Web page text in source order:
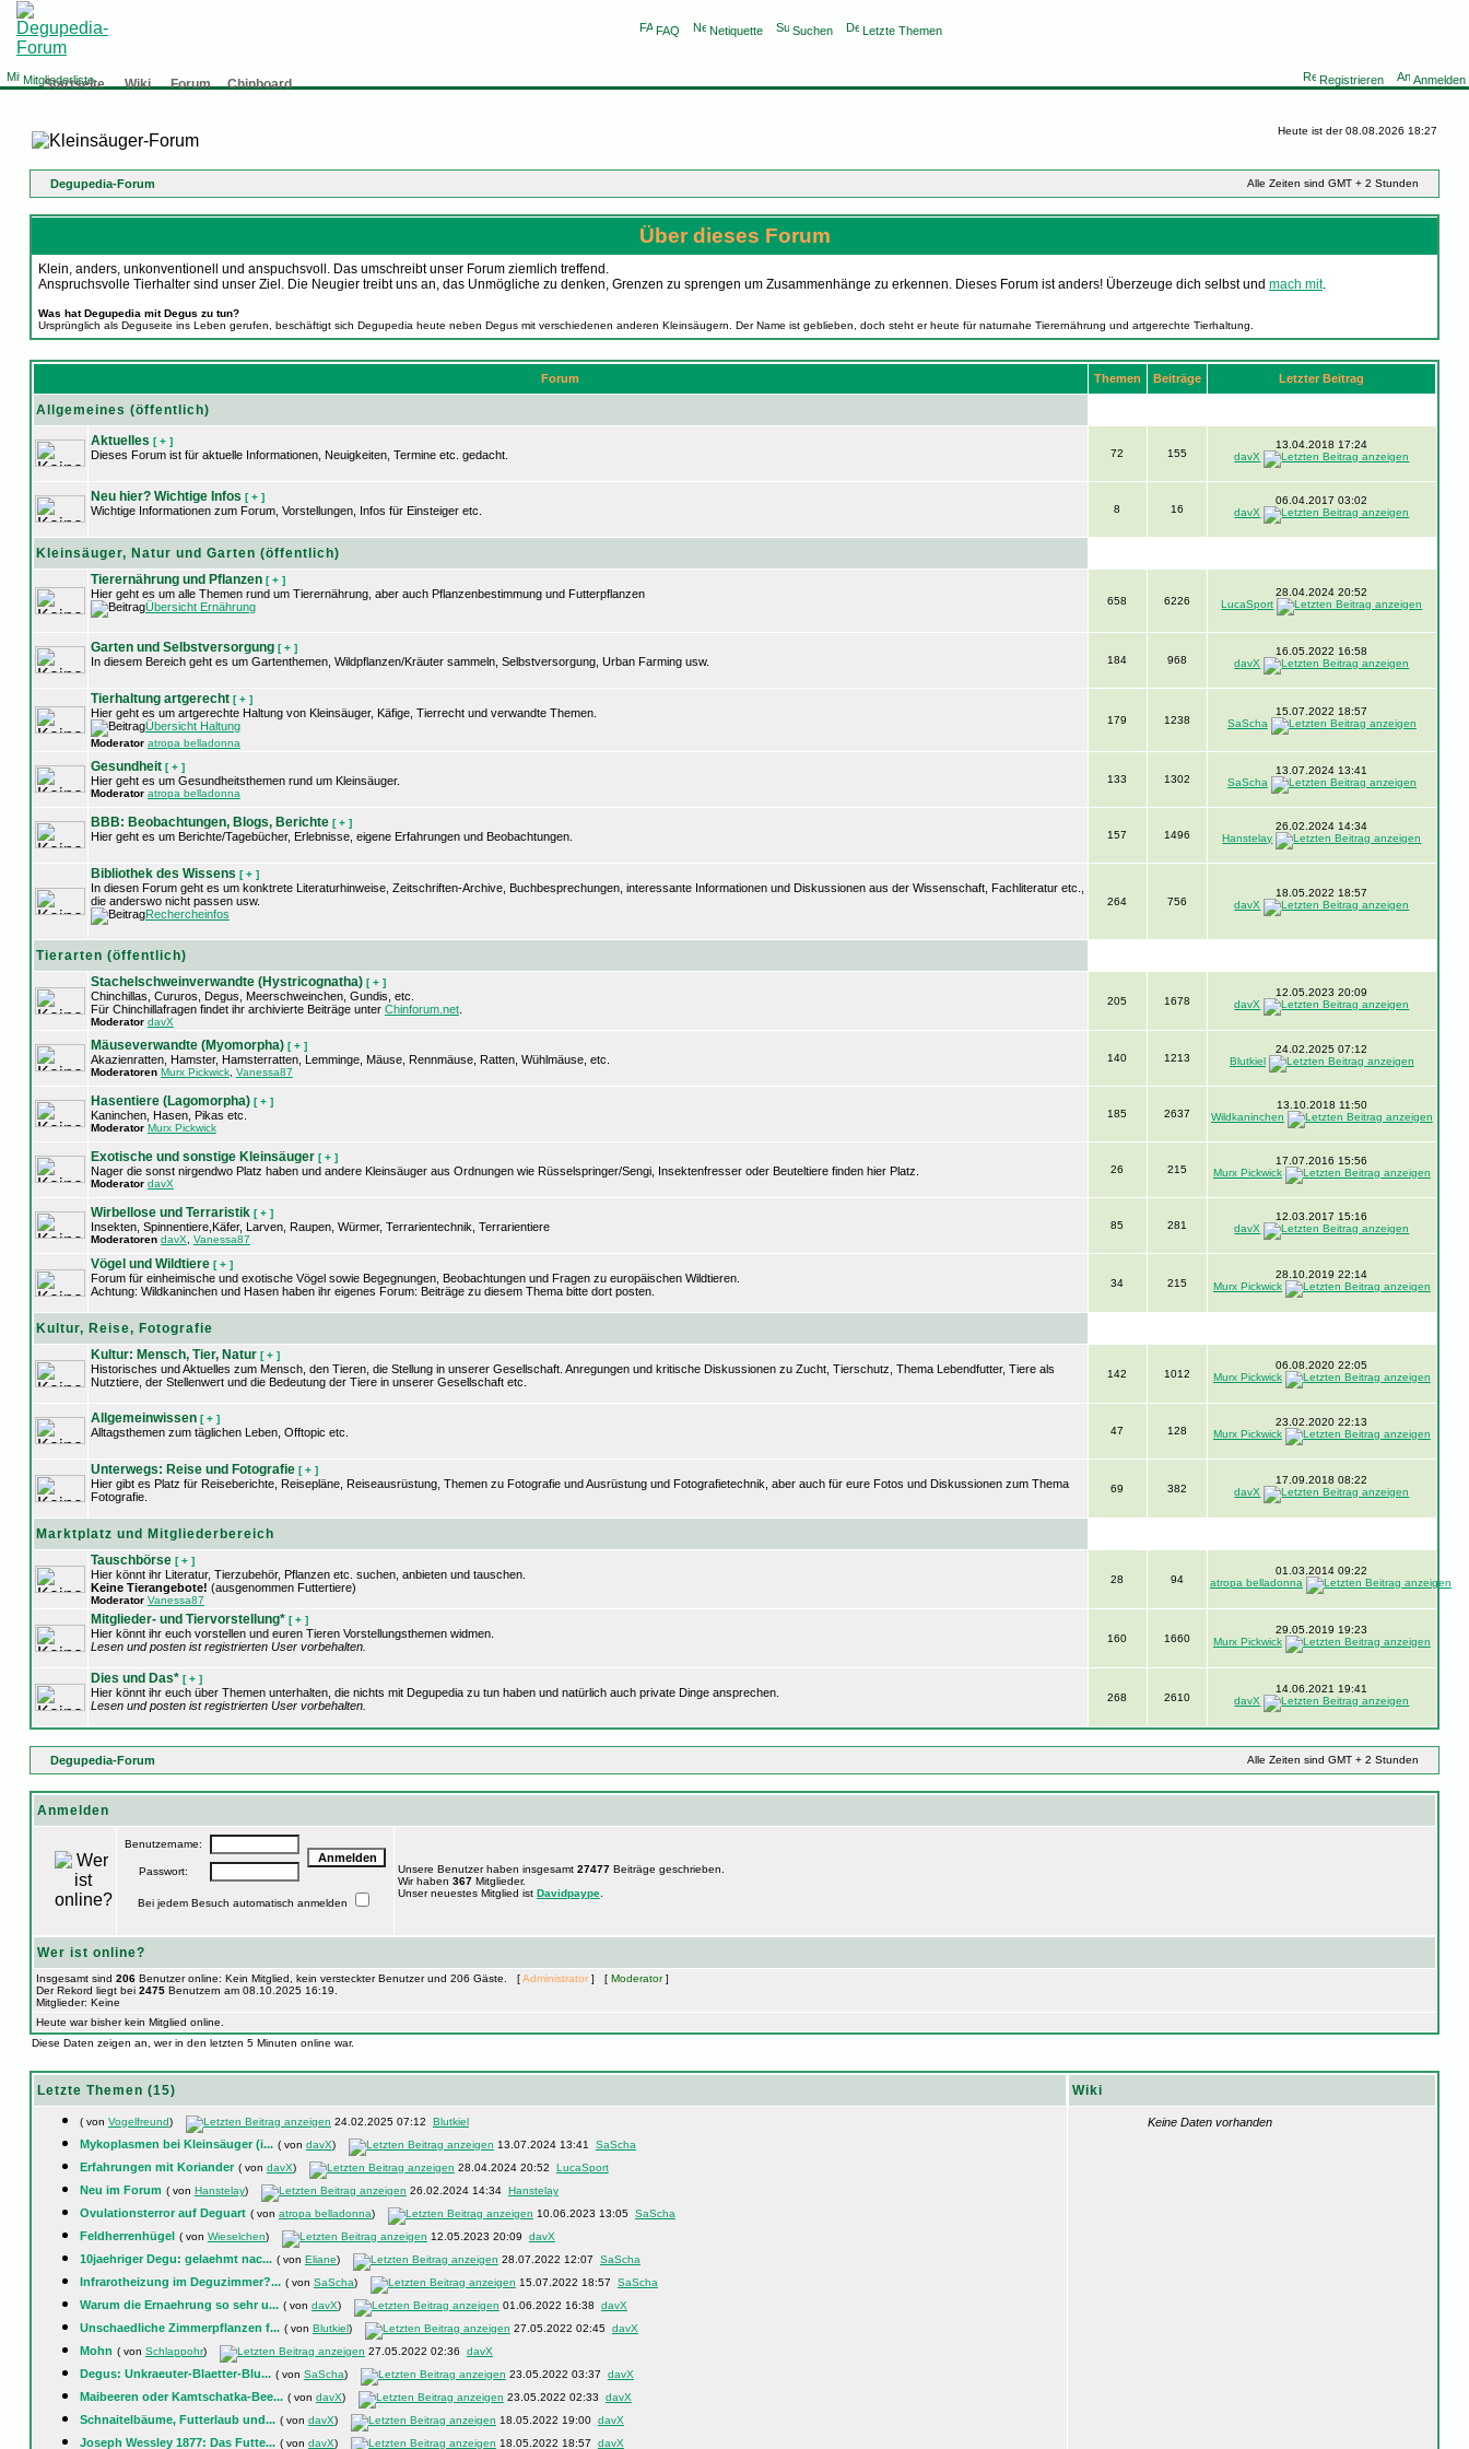
FAQ Netiquette Suchen Letzte Themen
Mitgliederliste Registrieren Anmelden
Startseite Wiki Forum Chinboard
Heute ist der 08.08.2026 18:27
Degupedia-Forum Alle Zeiten sind GMT + 2 Stunden
Über dieses Forum
Klein, anders, unkonventionell und anspuchsvoll. Das umschreibt unser Forum ziemlich treffend.
Anspruchsvolle Tierhalter sind unser Ziel. Die Neugier treibt uns an, das Unmögliche zu denken, Grenzen zu sprengen um Zusammenhänge zu erkennen. Dieses Forum ist anders! Überzeuge dich selbst und mach mit.
Was hat Degupedia mit Degus zu tun?
Ursprünglich als Deguseite ins Leben gerufen, beschäftigt sich Degupedia heute neben Degus mit verschiedenen anderen Kleinsäugern. Der Name ist geblieben, doch steht er heute für naturnahe Tierernährung und artgerechte Tierhaltung.
Forum Themen Beiträge Letzter Beitrag
Allgemeines (öffentlich)
Aktuelles [ + ]
Dieses Forum ist für aktuelle Informationen, Neuigkeiten, Termine etc. gedacht. 72 155
13.04.2018 17:24
davX
Neu hier? Wichtige Infos [ + ]
Wichtige Informationen zum Forum, Vorstellungen, Infos für Einsteiger etc. 8 16
06.04.2017 03:02
davX
Kleinsäuger, Natur und Garten (öffentlich)
Tierernährung und Pflanzen [ + ]
Hier geht es um alle Themen rund um Tierernährung, aber auch Pflanzenbestimmung und Futterpflanzen
Übersicht Ernährung
658 6226
28.04.2024 20:52
LucaSport
Garten und Selbstversorgung [ + ]
In diesem Bereich geht es um Gartenthemen, Wildpflanzen/Kräuter sammeln, Selbstversorgung, Urban Farming usw. 184 968
16.05.2022 16:58
davX
Tierhaltung artgerecht [ + ]
Hier geht es um artgerechte Haltung von Kleinsäuger, Käfige, Tierrecht und verwandte Themen.
Übersicht Haltung
Moderator atropa belladonna
179 1238
15.07.2022 18:57
SaScha
Gesundheit [ + ]
Hier geht es um Gesundheitsthemen rund um Kleinsäuger.
Moderator atropa belladonna
133 1302
13.07.2024 13:41
SaScha
BBB: Beobachtungen, Blogs, Berichte [ + ]
Hier geht es um Berichte/Tagebücher, Erlebnisse, eigene Erfahrungen und Beobachtungen. 157 1496
26.02.2024 14:34
Hanstelay
Bibliothek des Wissens [ + ]
In diesen Forum geht es um konktrete Literaturhinweise, Zeitschriften-Archive, Buchbesprechungen, interessante Informationen und Diskussionen aus der Wissenschaft, Fachliteratur etc.,
die anderswo nicht passen usw.
Rechercheinfos
264 756
18.05.2022 18:57
davX
Tierarten (öffentlich)
Stachelschweinverwandte (Hystricognatha) [ + ]
Chinchillas, Cururos, Degus, Meerschweinchen, Gundis, etc.
Für Chinchillafragen findet ihr archivierte Beiträge unter Chinforum.net.
Moderator davX
205 1678
12.05.2023 20:09
davX
Mäuseverwandte (Myomorpha) [ + ]
Akazienratten, Hamster, Hamsterratten, Lemminge, Mäuse, Rennmäuse, Ratten, Wühlmäuse, etc.
Moderatoren Murx Pickwick, Vanessa87
140 1213
24.02.2025 07:12
Blutkiel
Hasentiere (Lagomorpha) [ + ]
Kaninchen, Hasen, Pikas etc.
Moderator Murx Pickwick
185 2637
13.10.2018 11:50
Wildkaninchen
Exotische und sonstige Kleinsäuger [ + ]
Nager die sonst nirgendwo Platz haben und andere Kleinsäuger aus Ordnungen wie Rüsselspringer/Sengi, Insektenfresser oder Beuteltiere finden hier Platz.
Moderator davX
26 215
17.07.2016 15:56
Murx Pickwick
Wirbellose und Terraristik [ + ]
Insekten, Spinnentiere,Käfer, Larven, Raupen, Würmer, Terrarientechnik, Terrarientiere
Moderatoren davX Vanessa87
85 281
12.03.2017 15:16
davX
Vögel und Wildtiere [ + ]
Forum für einheimische und exotische Vögel sowie Begegnungen, Beobachtungen und Fragen zu europäischen Wildtieren.
Achtung: Wildkaninchen und Hasen haben ihr eigenes Forum: Beiträge zu diesem Thema bitte dort posten.
34 215
28.10.2019 22:14
Murx Pickwick
Kultur, Reise, Fotografie
Kultur: Mensch, Tier, Natur [ + ]
Historisches und Aktuelles zum Mensch, den Tieren, die Stellung in unserer Gesellschaft. Anregungen und kritische Diskussionen zu Zucht, Tierschutz, Thema Lebendfutter, Tiere als
Nutztiere, der Stellenwert und die Bedeutung der Tiere in unserer Gesellschaft etc.
142 1012
06.08.2020 22:05
Murx Pickwick
Allgemeinwissen [ + ]
Alltagsthemen zum täglichen Leben, Offtopic etc. 47 128
23.02.2020 22:13
Murx Pickwick
Unterwegs: Reise und Fotografie [ + ]
Hier gibt es Platz für Reiseberichte, Reisepläne, Reiseausrüstung, Themen zu Fotografie und Ausrüstung und Fotografietechnik, aber auch für eure Fotos und Diskussionen zum Thema
Fotografie.
69 382
17.09.2018 08:22
davX
Marktplatz und Mitgliederbereich
Tauschbörse [ + ]
Hier könnt ihr Literatur, Tierzubehör, Pflanzen etc. suchen, anbieten und tauschen.
Keine Tierangebote! (ausgenommen Futtertiere)
Moderator Vanessa87
28 94
01.03.2014 09:22
atropa belladonna
Mitglieder- und Tiervorstellung* [ + ]
Hier könnt ihr euch vorstellen und euren Tieren Vorstellungsthemen widmen.
Lesen und posten ist registrierten User vorbehalten.
160 1660
29.05.2019 19:23
Murx Pickwick
Dies und Das* [ + ]
Hier könnt ihr euch über Themen unterhalten, die nichts mit Degupedia zu tun haben und natürlich auch private Dinge ansprechen.
Lesen und posten ist registrierten User vorbehalten.
268 2610
14.06.2021 19:41
davX
Degupedia-Forum Alle Zeiten sind GMT + 2 Stunden
Anmelden
Benutzername:
Passwort:
Bei jedem Besuch automatisch anmelden
Unsere Benutzer haben insgesamt 27477Beiträge geschrieben.
Wir haben 367Mitglieder.
Unser neuestes Mitglied ist Davidpaype.
Wer ist online?
Insgesamt sind 206Benutzer online: Kein Mitglied, kein versteckter Benutzer und 206 Gäste. [Administrator] [ Moderator]
Der Rekord liegt bei 2475Benutzern am 08.10.2025 16:19.
Mitglieder: Keine
Heute war bisher kein Mitglied online.
Diese Daten zeigen an, wer in den letzten 5 Minuten online war.
Letzte Themen (15) Wiki
( von Vogelfreund) 24.02.2025 07:12 Blutkiel
Mykoplasmen bei Kleinsäuger (i... ( von davX) 13.07.2024 13:41 SaScha
Erfahrungen mit Koriander ( von davX) 28.04.2024 20:52 LucaSport
Neu im Forum ( von Hanstelay) 26.02.2024 14:34 Hanstelay
Ovulationsterror auf Deguart ( von atropa belladonna) 10.06.2023 13:05 SaScha
Feldherrenhügel ( von Wieselchen) 12.05.2023 20:09 davX
10jaehriger Degu: gelaehmt nac... ( von Eliane) 28.07.2022 12:07 SaScha
Infrarotheizung im Deguzimmer?... ( von SaScha) 15.07.2022 18:57 SaScha
Warum die Ernaehrung so sehr u... ( von davX) 01.06.2022 16:38 davX
Unschaedliche Zimmerpflanzen f... ( von Blutkiel) 27.05.2022 02:45 davX
Mohn ( von Schlappohr) 27.05.2022 02:36 davX
Degus: Unkraeuter-Blaetter-Blu... ( von SaScha) 23.05.2022 03:37 davX
Maibeeren oder Kamtschatka-Bee... ( von davX) 23.05.2022 02:33 davX
Schnaitelbäume, Futterlaub und... ( von davX) 18.05.2022 19:00 davX
Joseph Wessley 1877: Das Futte... ( von davX) 18.05.2022 18:57 davX
Keine Daten vorhanden